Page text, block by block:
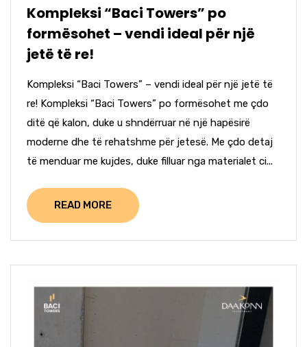
Kompleksi “Baci Towers” po
formësohet – vendi ideal për një
jetë të re!
Kompleksi “Baci Towers” – vendi ideal për një jetë të
re! Kompleksi “Baci Towers” po formësohet me çdo
ditë që kalon, duke u shndërruar në një hapësirë
moderne dhe të rehatshme për jetesë. Me çdo detaj
të menduar me kujdes, duke filluar nga materialet ci...
READ MORE